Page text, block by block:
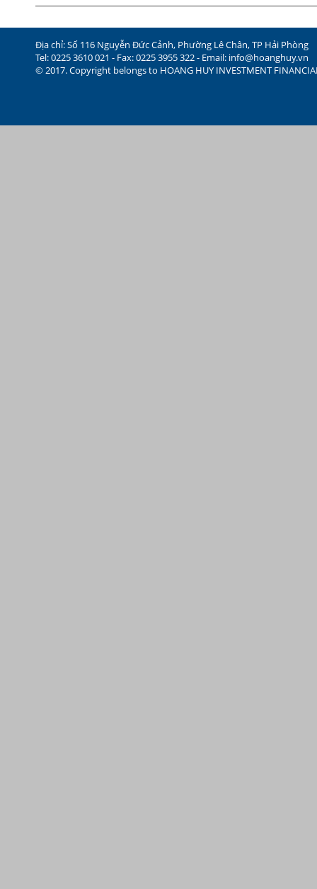
Địa chỉ: Số 116 Nguyễn Đức Cảnh, Phường Lê Chân, TP Hải Phòng
Tel: 0225 3610 021 - Fax: 0225 3955 322 - Email: info@hoanghuy.vn
© 2017. Copyright belongs to HOANG HUY INVESTMENT FINANCIAL